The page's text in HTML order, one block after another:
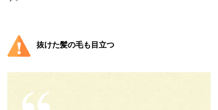
抜けた髪の毛も目立つ